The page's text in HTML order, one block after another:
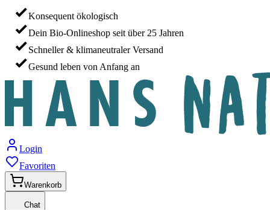
Konsequent ökologisch
Dein Bio-Onlineshop seit über 25 Jahren
Schneller & klimaneutraler Versand
Gesund leben von Anfang an
Login
Favoriten
Warenkorb
Chat